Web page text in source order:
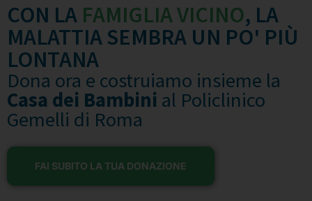
CON LA FAMIGLIA VICINO, LA
MALATTIA SEMBRA UN PO' PIÙ
LONTANA
Dona ora e costruiamo insieme la
Casa dei Bambini al Policlinico
Gemelli di Roma
FAI SUBITO LA TUA DONAZIONE